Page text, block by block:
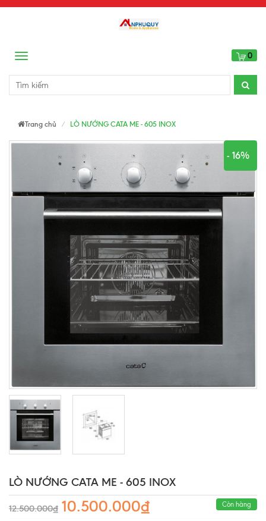
Menu 0
Trang chủ LÒ NƯỚNG CATA ME - 605 INOX
- 16%
LÒ NƯỚNG CATA ME - 605 INOX
12.500.000₫ 10.500.000₫ Còn hàng